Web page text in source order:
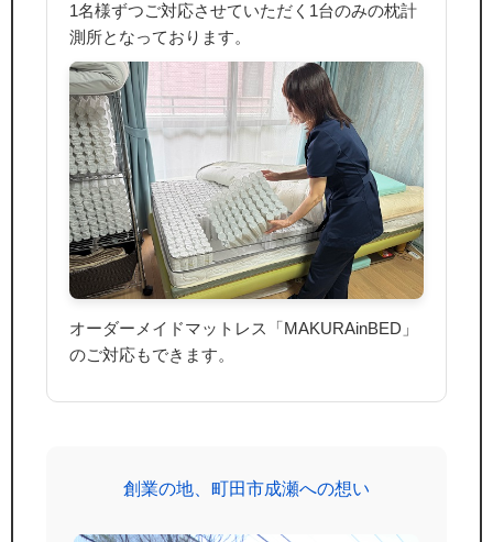
1名様ずつご対応させていただく1台のみの枕計
測所となっております。
オーダーメイドマットレス「MAKURAinBED」
のご対応もできます。
創業の地、町田市成瀬への想い